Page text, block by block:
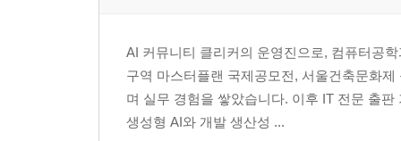
AI 커뮤니티 클리커의 운영진으로, 컴퓨터공
구역 마스터플랜 국제공모전, 서울건축문화
며 실무 경험을 쌓았습니다. 이후 IT 전문 출
생성형 AI와 개발 생산성 ...